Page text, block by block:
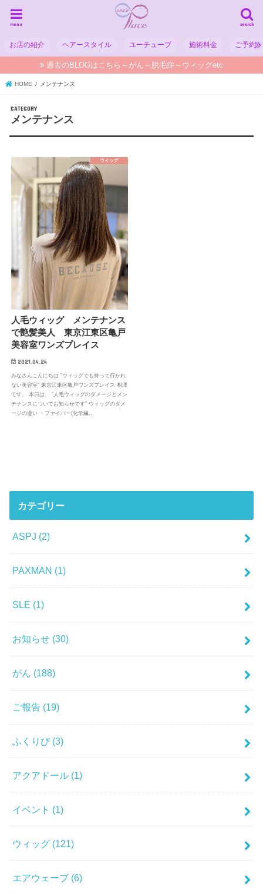
search
menu
お店の紹介 ヘアースタイル ユーチューブ 施術料金 ご予約
過去のBLOGはこちら～がん～脱毛症～ウィッグetc
HOME メンテナンス
メンテナンス
ウィッグ
人毛ウィッグ メンテナンス
で艶髪美人 東京江東区亀戸
美容室ワンズプレイス
2021.04.24
みなさんこんにちは “ウィッグでも持って行かれ
ない美容室” 東京江東区亀戸ワンズプレイス 相澤
です。 本日は、 “人毛ウィッグのダメージとメン
テナンスについてお知らせです” ウィッグのダメ
ージの違い ・ファイバー(化学繊…
カテゴリー
ASPJ (2)
PAXMAN (1)
SLE (1)
お知らせ (30)
がん (188)
ご報告 (19)
ふくりび (3)
アクアドール (1)
イベント (1)
ウィッグ (121)
エアウェーブ (6)